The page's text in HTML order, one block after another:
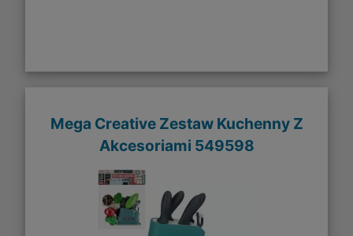
Mega Creative Zestaw Kuchenny Z
Akcesoriami 549598